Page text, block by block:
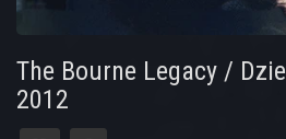
The Bourne Legacy /
2012